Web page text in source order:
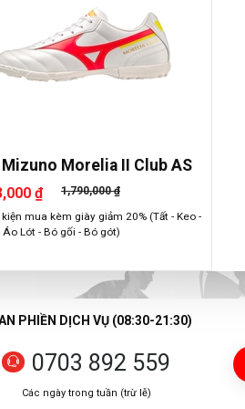
Mizuno Morelia II Club AS
₫
1,790,000 ₫
kiện mua kèm giày giảm 20% (Tất - Keo -
Áo Lót - Bó gối - Bó gót)
PHIỀN DỊCH VỤ (08:30-21:30)
0703 892 559
Các ngày trong tuần (trừ lễ)